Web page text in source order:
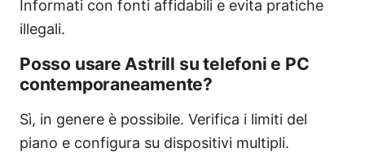
Informati con fonti affidabili e evita pratiche
illegali.
Posso usare Astrill su telefoni e PC
contemporaneamente?
Sì, in genere è possibile. Verifica i limiti del
piano e configura su dispositivi multipli.